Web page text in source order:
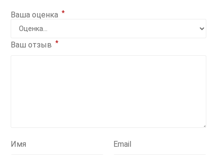
Ваша оценка *
Ваш отзыв *
Имя Email